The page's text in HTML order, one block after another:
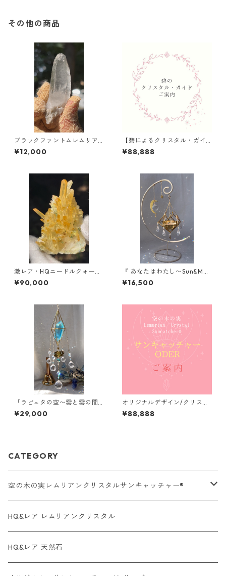
その他の商品
ブラックファントムレムリア
ン/ブラジル /ミネスジェライ
ス
¥12,000
【碧によるクリスタル・ガイ
ド】のご案内
¥88,888
激レア・HQニードルクォーツ
ゴールデンオーラ /イタリア
Aosta Valley
¥90,000
『 あなたはわたし〜Sun&Moo
n〜』/ スタンド型サンキャッ
チャー/受注制作対応
¥16,500
「ラピュタの空〜雲と雲の間
に〜」【空の木の実 Lemuri
anCrystalSuncatcher®︎】新
¥29,000
オリジナルデザイン/クリスタ
ルサンキャッチャー加工/ご案
内
¥88,888
CATEGORY
空の木の実レムリアンクリスタルサンキャッチャー®︎
オーラクォーツ系・タイプ
レムリアンクリスタル・タイプ
HQ&レア レムリアンクリスタル
HQ&レア 天然石